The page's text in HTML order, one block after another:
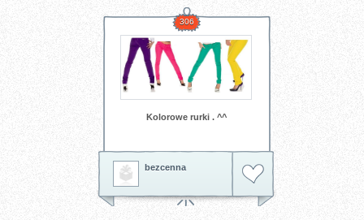
306
Kolorowe rurki . ^^
bezcenna